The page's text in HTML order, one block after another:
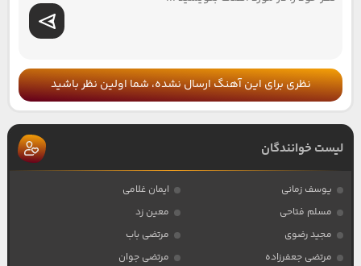
نظری برای این آهنگ ارسال نشده، شما اولین نظر باشید
لیست خوانندگان
یوسف زمانی
ایمان غلامی
مسلم فتاحی
معین زد
مجید رضوی
مرتضی باب
مرتضی جعفرزاده
مرتضی جوان